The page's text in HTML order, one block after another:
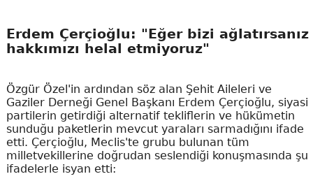
Erdem Çerçioğlu: "Eğer bizi ağlatırsanız
hakkımızı helal etmiyoruz"
Özgür Özel'in ardından söz alan Şehit Aileleri ve
Gaziler Derneği Genel Başkanı Erdem Çerçioğlu, siyasi
partilerin getirdiği alternatif tekliflerin ve hükümetin
sunduğu paketlerin mevcut yaraları sarmadığını ifade
etti. Çerçioğlu, Meclis'te grubu bulunan tüm
milletvekillerine doğrudan seslendiği konuşmasında şu
ifadelerle isyan etti: